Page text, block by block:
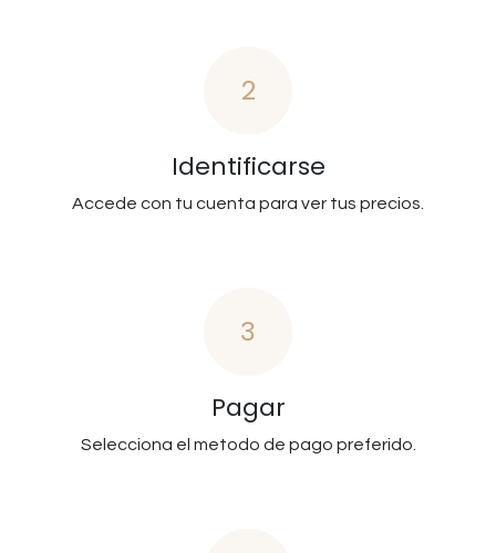
2
Identificarse
Accede con tu cuenta para ver tus precios.
3
Pagar
Selecciona el metodo de pago preferido.